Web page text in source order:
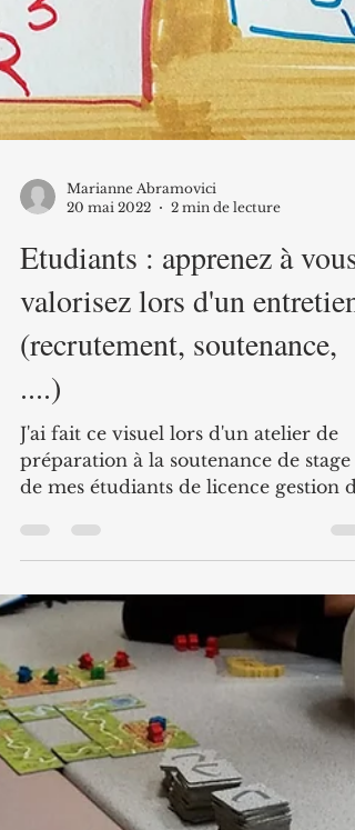
Marianne Abramovici
Etudiants : apprenez à vous
valorisez lors d'un entretien
(recrutement, soutenance,
....)
J'ai fait ce visuel lors d'un atelier de
préparation à la soutenance de stage
de mes étudiants de licence gestion
entreprises,...